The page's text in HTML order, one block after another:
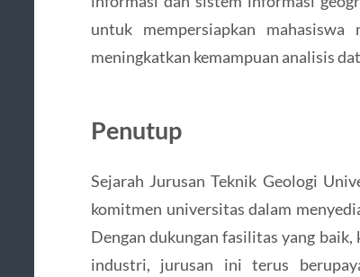
untuk mempersiapkan
meningkatkan kemampuan analisis
Penutup
Sejarah Jurusan Teknik Geologi
komitmen universitas dalam
Dengan dukungan fasilitas yang
industri, jurusan ini terus